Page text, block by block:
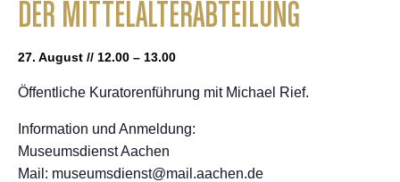
DER MITTELALTERABTEILUNG
27. August // 12.00 – 13.00
Öffentliche Kuratorenführung mit Michael Rief.
Information und Anmeldung:
Museumsdienst Aachen
Mail: museumsdienst@mail.aachen.de